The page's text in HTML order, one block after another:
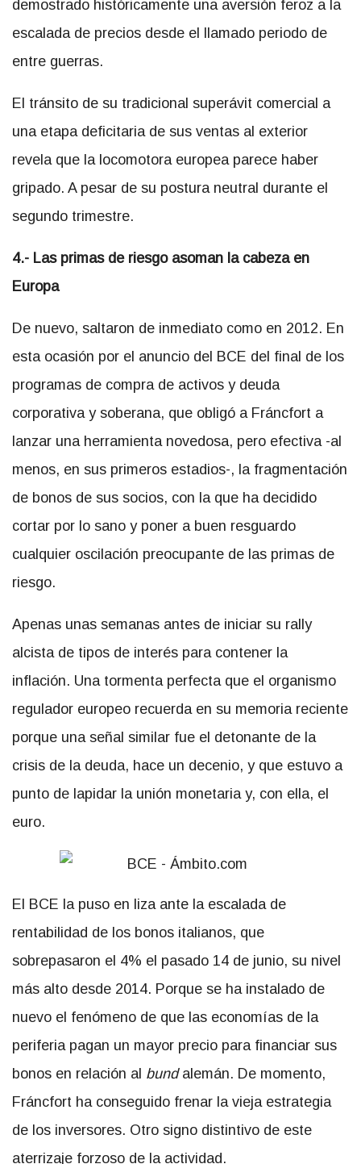
demostrado históricamente una aversión feroz a la
escalada de precios desde el llamado periodo de
entre guerras.
El tránsito de su tradicional superávit comercial a
una etapa deficitaria de sus ventas al exterior
revela que la locomotora europea parece haber
gripado. A pesar de su postura neutral durante el
segundo trimestre.
4.- Las primas de riesgo asoman la cabeza en
Europa
De nuevo, saltaron de inmediato como en 2012. En
esta ocasión por el anuncio del BCE del final de los
programas de compra de activos y deuda
corporativa y soberana, que obligó a Fráncfort a
lanzar una herramienta novedosa, pero efectiva -al
menos, en sus primeros estadios-, la fragmentación
de bonos de sus socios, con la que ha decidido
cortar por lo sano y poner a buen resguardo
cualquier oscilación preocupante de las primas de
riesgo.
Apenas unas semanas antes de iniciar su rally
alcista de tipos de interés para contener la
inflación. Una tormenta perfecta que el organismo
regulador europeo recuerda en su memoria reciente
porque una señal similar fue el detonante de la
crisis de la deuda, hace un decenio, y que estuvo a
punto de lapidar la unión monetaria y, con ella, el
euro.
El BCE la puso en liza ante la escalada de
rentabilidad de los bonos italianos, que
sobrepasaron el 4% el pasado 14 de junio, su nivel
más alto desde 2014. Porque se ha instalado de
nuevo el fenómeno de que las economías de la
periferia pagan un mayor precio para financiar sus
bonos en relación al bundalemán. De momento,
Fráncfort ha conseguido frenar la vieja estrategia
de los inversores. Otro signo distintivo de este
aterrizaje forzoso de la actividad.